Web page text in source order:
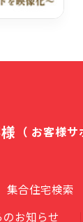
（ お客様サ
集合住宅検索
お知らせ